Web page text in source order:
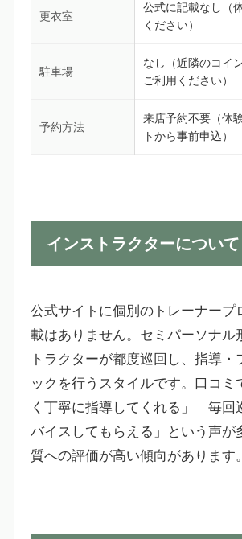
更衣室
公式に記載なし（
ください）
駐車場
なし（近隣のコイ
ご利用ください）
予約方法
来店予約不要（体
トから事前申込）
インストラクターについて
公式サイトに個別のトレーナープ
載はありません。セミパーソナル
トラクターが都度巡回し、指導・
ックを行うスタイルです。口コミ
く丁寧に指導してくれる」「毎回
バイスしてもらえる」という声が
質への評価が高い傾向があります。